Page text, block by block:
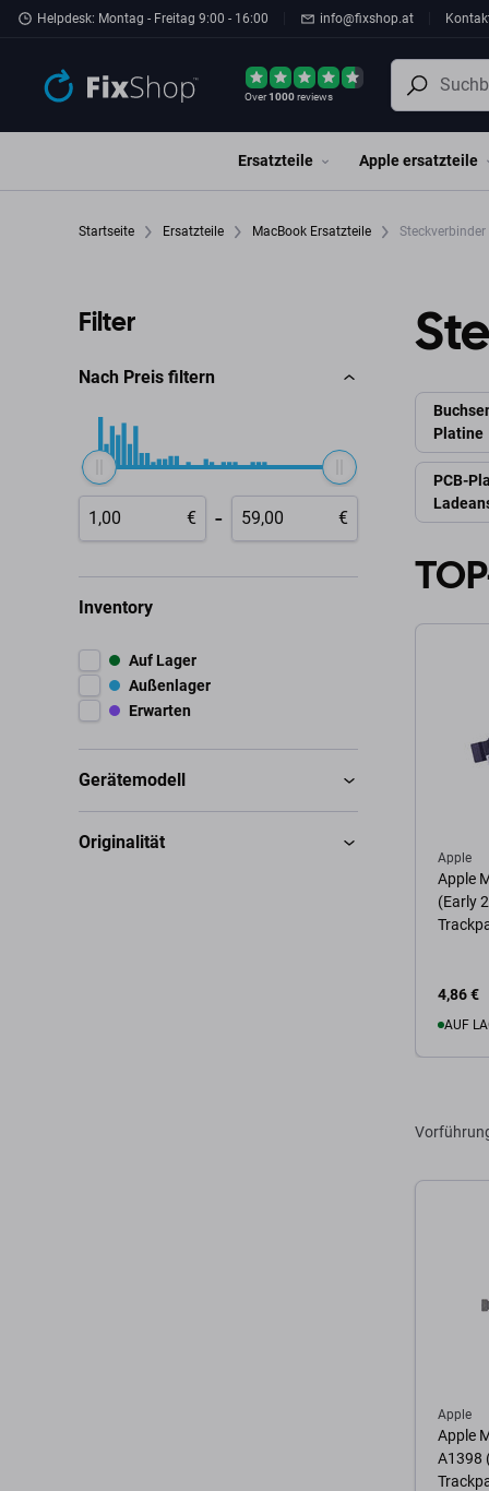
Zum Hauptinhalt springen
Helpdesk: Montag - Freitag 9:00 - 16:00 info@fixshop.at
Over1000reviews
Ersatzteile Apple ersatzteile
Startseite Ersatzteile MacBook Ersatzteile
Filter
Nach Preis filtern
€ - €
Inventory
Auf Lager
Außenlager
Erwarten
Gerätemodell
Originalität
Platine
PCB-
Apple
Apple
(Early
4,86 €
AUF
Apple
Apple
A1398